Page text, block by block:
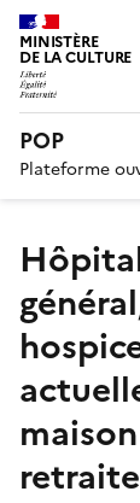
MINISTÈRE
DE LA CULTURE
POP
Plateforme
Hôpital
retraite